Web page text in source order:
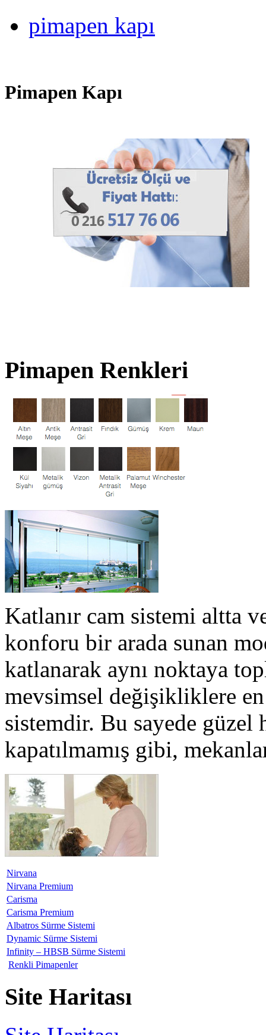
pimapen kapı
Pimapen Kapı
Pimapen Renkleri
Katlanır cam sistemi altta
konforu bir arada sunan
katlanarak aynı noktaya
mevsimsel değişikliklere
sistemdir. Bu sayede güzel
kapatılmamış gibi,
Nirvana
Nirvana Premium
Carisma
Carisma Premium
Albatros Sürme Sistemi
Dynamic Sürme Sistemi
Infinity – HBSB Sürme Sistemi
Renkli Pimapenler
Site Haritası